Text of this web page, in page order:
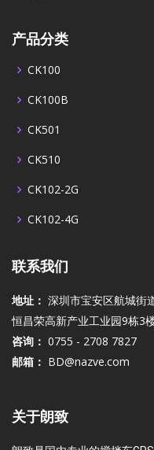
产品分类
CK100
CK100B
CK501
CK510
CK102-2G
CK102-4G
联系我们
地址： 深圳市宝安区航城街
恒昌荣高新产业工业园9栋3
咨询： 0755 - 2708 7827
邮箱： BD@nazve.com
关于朗致